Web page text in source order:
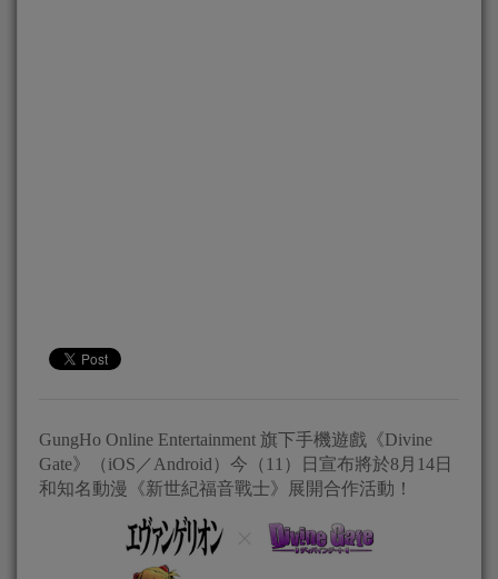
GungHo Online Entertainment 旗下手機遊戲《Divine
Gate》（iOS／Android）今（11）日宣布將於8月14日
和知名動漫《新世紀福音戰士》展開合作活動！